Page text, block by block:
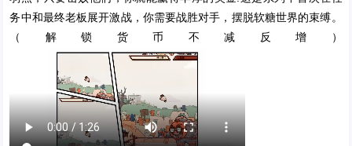
务中和最终老板展开激战，你需要战胜对手，摆脱软糖世界的束缚。
（解锁货币不减反增）